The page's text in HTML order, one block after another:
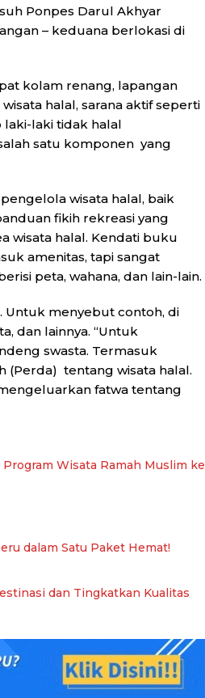
Ponpes Darul Akhyar
– keduana berlokasi di
kolam renang, lapangan
halal, sarana aktif seperti
laki-laki tidak halal
satu komponen yang
wisata halal, baik
fikih rekreasi yang
wisata halal. Kendati buku
amenitas, tapi sangat
peta, wahana, dan lain-lain.
Untuk menyebut contoh, di
dan lainnya. “Untuk
swasta. Termasuk
(Perda) tentang wisata halal.
fatwa tentang
Wisata Ramah Muslim ke
dalam Satu Paket Hemat!
dan Tingkatkan Kualitas